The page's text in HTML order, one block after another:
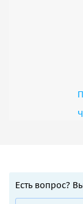
Есть вопрос?